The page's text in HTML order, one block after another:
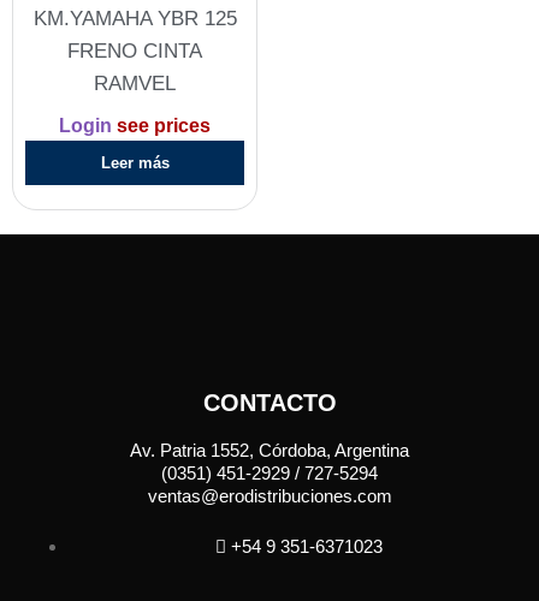
KM.YAMAHA YBR 125
FRENO CINTA
RAMVEL
Login see prices
Leer más
CONTACTO
Av. Patria 1552, Córdoba, Argentina
(0351) 451-2929 / 727-5294
ventas@erodistribuciones.com
+54 9 351-6371023